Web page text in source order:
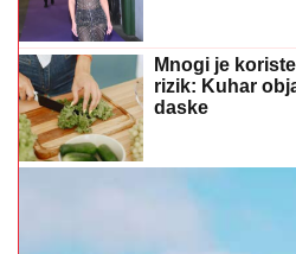
Mnogi je
rizik: Kuhar
daske